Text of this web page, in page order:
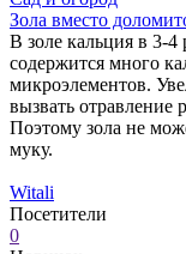
Зола вместо
В золе кальция в 3-
содержится много
микроэлементов.
вызвать отравление
Поэтому зола не
муку.
Witali
Посетители
0